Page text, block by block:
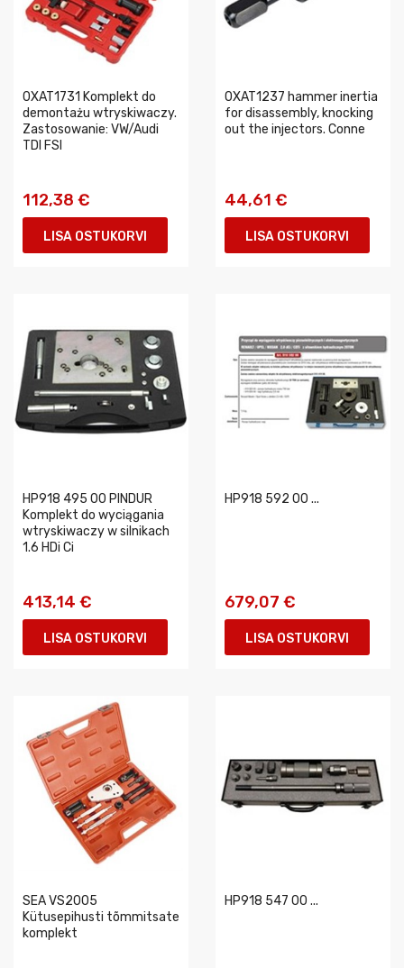
0XAT1731 Komplekt do
demontażu wtryskiwaczy.
Zastosowanie: VW/Audi
TDI FSI
112,38 €
LISA OSTUKORVI
0XAT1237 hammer inertia
for disassembly, knocking
out the injectors. Conne
44,61 €
LISA OSTUKORVI
HP918 495 00 PINDUR
Komplekt do wyciągania
wtryskiwaczy w silnikach
1.6 HDi Ci
413,14 €
LISA OSTUKORVI
HP918 592 00 ...
679,07 €
LISA OSTUKORVI
SEA VS2005
Kütusepihusti tõmmitsate
komplekt
HP918 547 00 ...